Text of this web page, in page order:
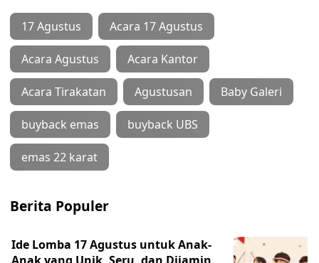
17 Agustus Acara 17 Agustus
Acara Agustus Acara Kantor
Acara Tirakatan Agustusan Baby Galeri
buyback emas buyback UBS
emas 22 karat
Berita Populer
Ide Lomba 17 Agustus untuk Anak-